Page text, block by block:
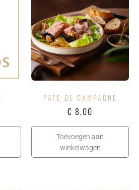
PATE DE CAMPAGNE
€ 8,00
Toevoegen aan
winkelwagen